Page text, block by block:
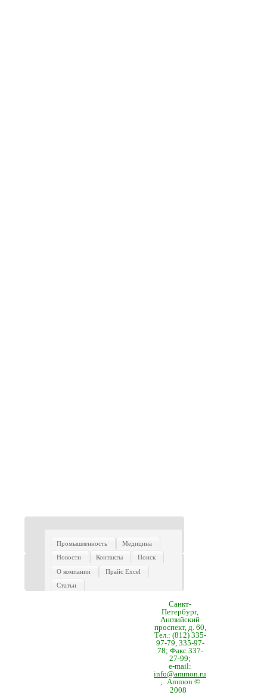
Промышленность
Медицина
Новости
Контакты
Поиск
О компании
Прайс Excel
Статьи
Санкт-
Петербург,
Английский
проспект, д. 60,
Тел.: (812) 335-
97-79, 335-97-
78; Факс 337-
27-99;
e-mail:
info@ammon.ru
Ammon ©
2008